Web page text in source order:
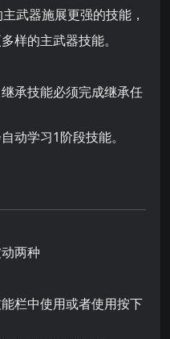
武器施展更强的技能，
样的主武器技能。
承技能必须完成继承任
动学习1阶段技能。
两种
栏中使用或者使用按下